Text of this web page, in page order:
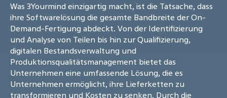
Was 3Yourmind einzigartig macht, ist die Tatsache, dass
ihre Softwarelösung die gesamte Bandbreite der On-
Demand-Fertigung abdeckt. Von der Identifizierung
und Analyse von Teilen bis hin zur Qualifizierung,
digitalen Bestandsverwaltung und
Produktionsqualitätsmanagement bietet das
Unternehmen eine umfassende Lösung, die es
Unternehmen ermöglicht, ihre Lieferketten zu
transformieren und Kosten zu senken. Durch die